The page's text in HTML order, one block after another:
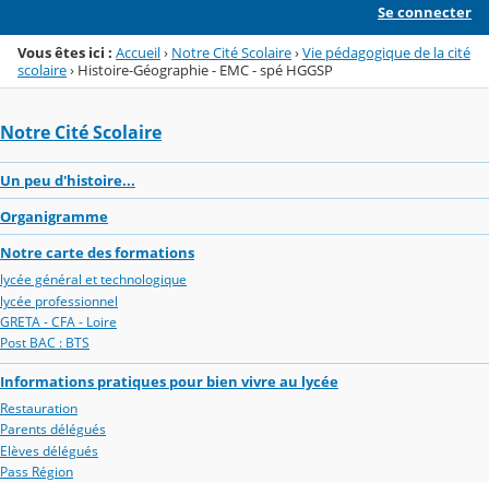
Se connecter
Vous êtes ici : Accueil› Notre Cité Scolaire›Vie pédagogique de la cité
scolaire› Histoire-Géographie - EMC - spé HGGSP
Notre Cité Scolaire
Un peu d'histoire...
Organigramme
Notre carte des formations
lycée général et technologique
lycée professionnel
GRETA - CFA - Loire
Post BAC : BTS
Informations pratiques pour bien vivre au lycée
Restauration
Parents délégués
Elèves délégués
Pass Région